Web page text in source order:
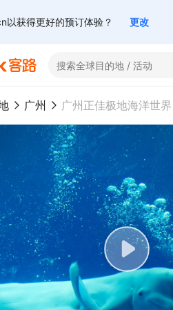
获得更好的预订体验？ 更改
广州 广州正佳极地海洋世界